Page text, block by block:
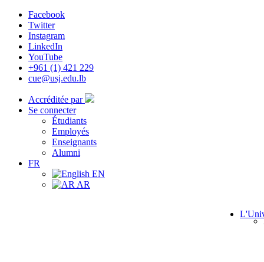
Facebook
Twitter
Instagram
LinkedIn
YouTube
+961 (1) 421 229
cue@usj.edu.lb
Accréditée par
Se connecter
Étudiants
Employés
Enseignants
Alumni
FR
EN
AR